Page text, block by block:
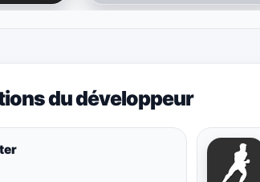
du développeur